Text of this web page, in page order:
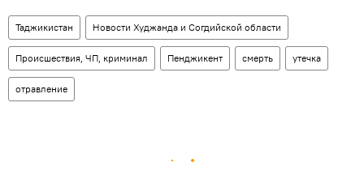
Таджикистан Новости Худжанда и Согдийской области
Происшествия, ЧП, криминал Пенджикент смерть утечка
отравление